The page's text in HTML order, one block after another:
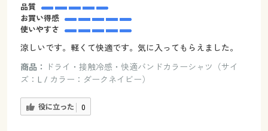
品質
お買い得感
使いやすさ
涼しいです。軽くて快適です。気に入ってもらえました。
商品：
ドライ・接触冷感・快適バンドカラーシャツ（サイ
ズ：L / カラー：ダークネイビー）
役に立った 0